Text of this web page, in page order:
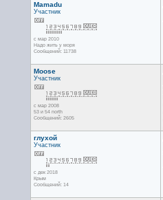
Mamadu
Участник
с мар 2010
Надо жить у моря
Сообщений: 11738
Moose
Участник
с мар 2008
53 и 54 north
Сообщений: 2605
глухой
Участник
с дек 2018
Крым
Сообщений: 14